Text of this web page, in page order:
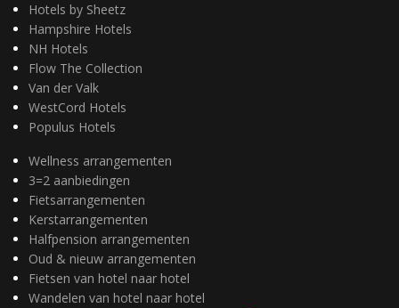
Hotels by Sheetz
Hampshire Hotels
NH Hotels
Flow The Collection
Van der Valk
WestCord Hotels
Populus Hotels
Wellness arrangementen
3=2 aanbiedingen
Fietsarrangementen
Kerstarrangementen
Halfpension arrangementen
Oud & nieuw arrangementen
Fietsen van hotel naar hotel
Wandelen van hotel naar hotel